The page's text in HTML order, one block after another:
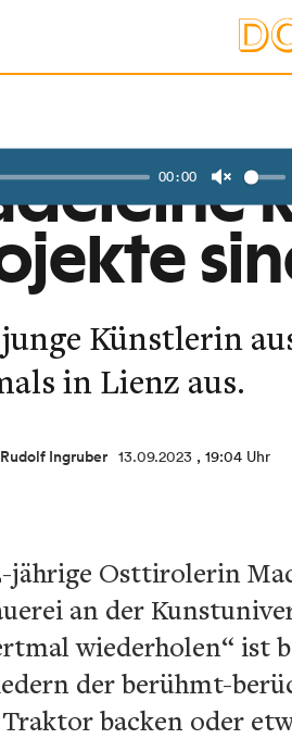
00:00
Unmute
Künstlerin
in Lienz aus.
Rudolf Ingruber 13.09.2023 , 19:04 Uhr
jährige Osttirolerin
an der
wiederholen“ ist
der berühmt-
backen oder